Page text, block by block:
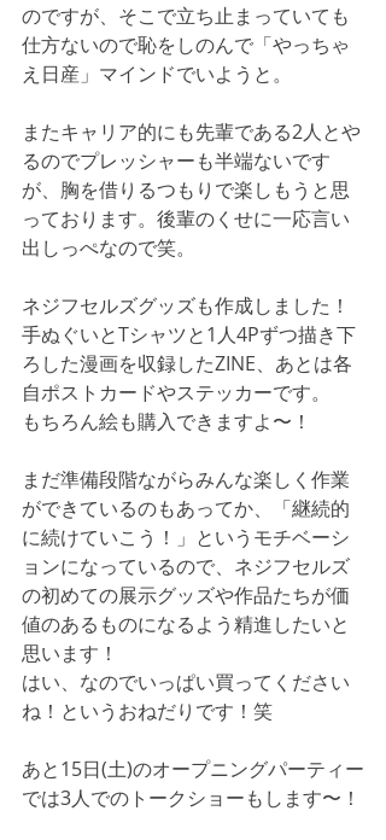
のですが、そこで立ち止まっていても
仕方ないので恥をしのんで「やっちゃ
え日産」マインドでいようと。
またキャリア的にも先輩である2人とや
るのでプレッシャーも半端ないです
が、胸を借りるつもりで楽しもうと思
っております。後輩のくせに一応言い
出しっぺなので笑。
ネジフセルズグッズも作成しました！
手ぬぐいとTシャツと1人4Pずつ描き下
ろした漫画を収録したZINE、あとは各
自ポストカードやステッカーです。
もちろん絵も購入できますよ〜！
まだ準備段階ながらみんな楽しく作業
ができているのもあってか、「継続的
に続けていこう！」というモチベーシ
ョンになっているので、ネジフセルズ
の初めての展示グッズや作品たちが価
値のあるものになるよう精進したいと
思います！
はい、なのでいっぱい買ってください
ね！というおねだりです！笑
あと15日(土)のオープニングパーティー
では3人でのトークショーもします〜！